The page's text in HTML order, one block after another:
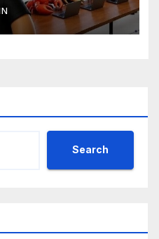
на
Search